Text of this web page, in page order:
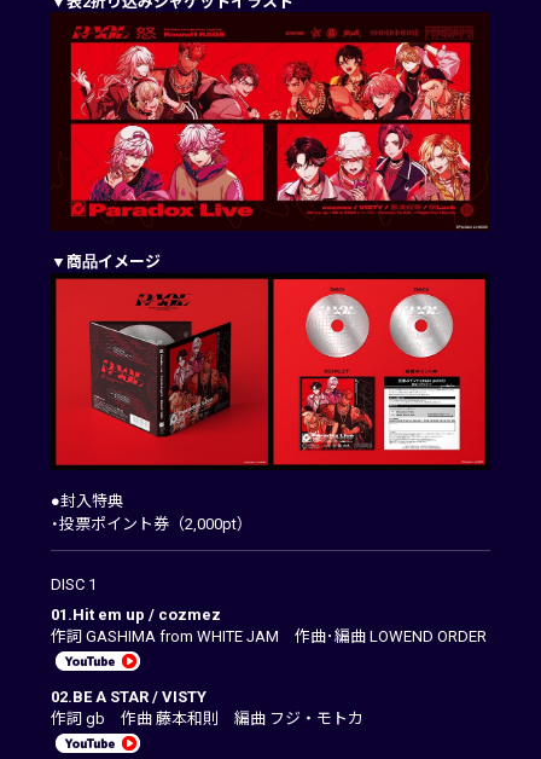
▼商品イメージ
●封入特典
・投票ポイント券（2,000pt）
DISC 1
01.Hit em up / cozmez
作詞 GASHIMA from WHITE JAM 作曲･編曲 LOWEND ORDER
02.BE A STAR / VISTY
作詞 gb 作曲 藤本和則 編曲 フジ・モトカ